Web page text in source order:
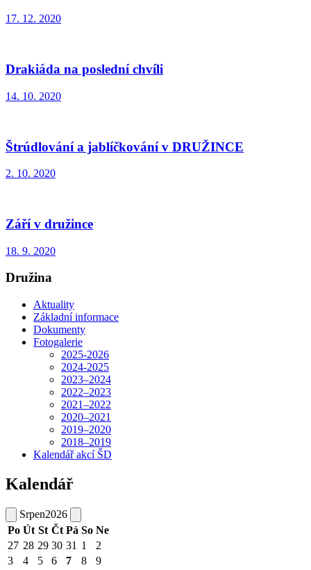
17. 12. 2020
Drakiáda na poslední chvíli
14. 10. 2020
Štrúdlování a jablíčkování v DRUŽINCE
2. 10. 2020
Září v družince
18. 9. 2020
Družina
Aktuality
Základní informace
Dokumenty
Fotogalerie
2025-2026
2024-2025
2023–2024
2022–2023
2021–2022
2020–2021
2019–2020
2018–2019
Kalendář akcí ŠD
Kalendář
Srpen2026
Po Út St Čt Pá So Ne
27 28 29 30 31 1
2
3
4 5 6 7 8
9